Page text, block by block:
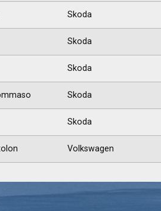
Skoda
Skoda
Skoda
Skoda
Skoda
Volkswagen